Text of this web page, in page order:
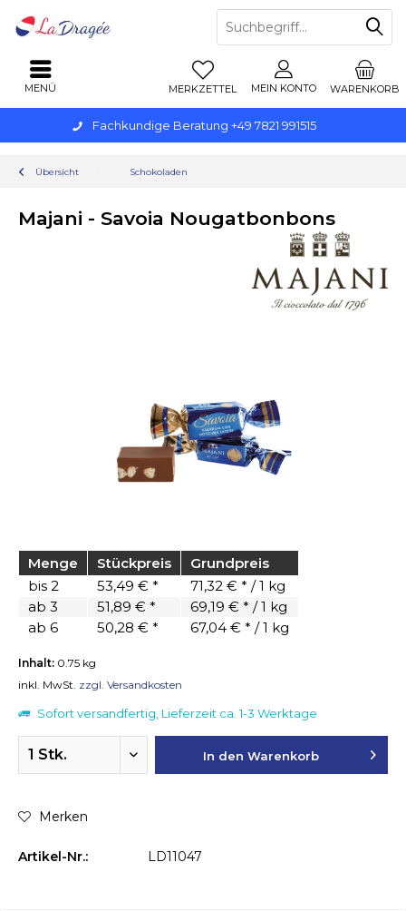
Fachkundige Beratung +49 7821 991515
WARENKORB
MERKZETTEL MEIN KONTO
MENÜ
Übersicht Schokoladen
Majani - Savoia Nougatbonbons
Menge Stückpreis
Grundpreis
bis 2 53,49 € *
71,32 € * / 1 kg
ab 3 51,89 € *
69,19 € * / 1 kg
ab 6 50,28 € * 67,04 € * / 1 kg
Inhalt: 0.75 kg
inkl. MwSt. zzgl. Versandkosten
Sofort versandfertig, Lieferzeit ca. 1-3 Werktage
In den Warenkorb
Merken
Artikel-Nr.: LD11047